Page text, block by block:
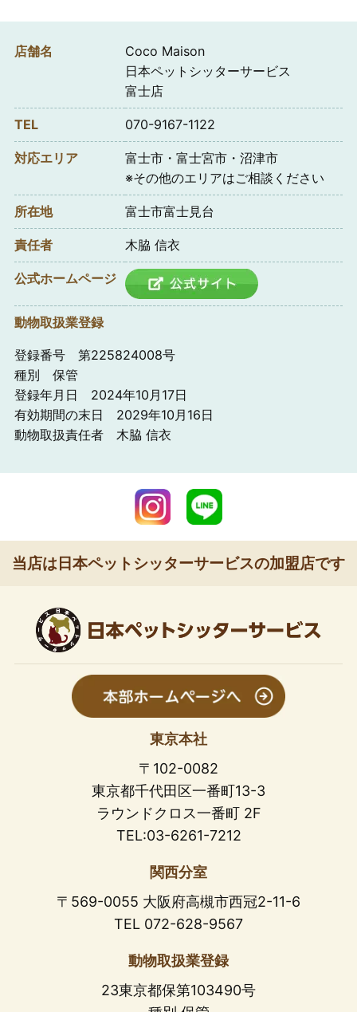
店舗名
Coco Maison
日本ペットシッターサービス
富士店
TEL 070-9167-1122
対応エリア
富士市・富士宮市・沼津市
※その他のエリアはご相談ください
所在地 富士市富士見台
責任者 木脇 信衣
公式ホームページ
動物取扱業登録
登録番号 第225824008号
種別 保管
登録年月日 2024年10月17日
有効期間の末日 2029年10月16日
動物取扱責任者 木脇 信衣
当店は日本ペットシッターサービスの加盟店です
東京本社
〒102-0082
東京都千代田区一番町13-3
ラウンドクロス一番町 2F
TEL:03-6261-7212
関西分室
〒569-0055 大阪府高槻市西冠2-11-6
TEL 072-628-9567
動物取扱業登録
23東京都保第103490号